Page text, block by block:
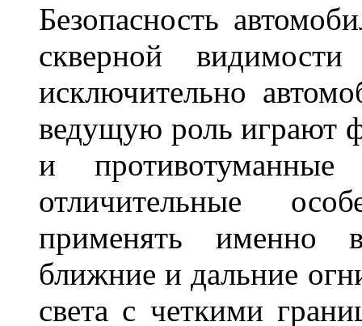
Безопасность
скверной видимости
исключительно
ведущую роль играют
и
отличительные
применять именно
ближние и дальние
света с четкими